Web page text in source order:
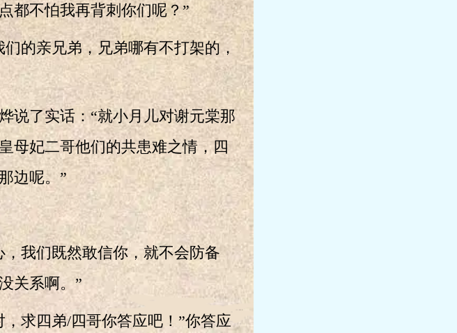
都不怕我再背刺你们呢？”
亲兄弟，兄弟哪有不打架的，
了实话：“就小月儿对谢元棠那
母妃二哥他们的共患难之情，四
边呢。”
们既然敢信你，就不会防备
关系啊。”
四弟/四哥你答应吧！”你答应